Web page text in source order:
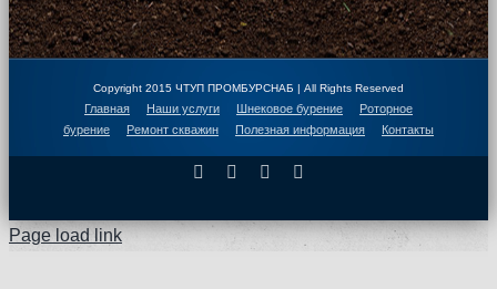
Copyright 2015 ЧТУП ПРОМБУРСНАБ | All Rights Reserved
Главная Наши услуги Шнековое бурение
Роторное
бурение
Ремонт скважин Полезная информация Контакты
Facebook Instagram
Page load link